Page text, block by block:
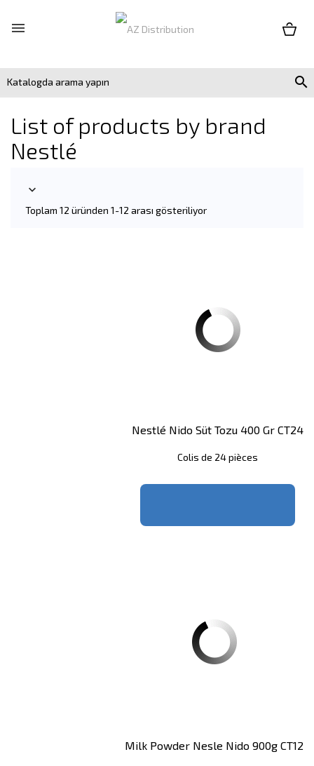


List of products by brand
Nestlé

Toplam 12 üründen 1-12 arası gösteriliyor
Nestlé Nido Süt Tozu 400 Gr CT24
Colis de 24 pièces
Milk Powder Nesle Nido 900g CT12